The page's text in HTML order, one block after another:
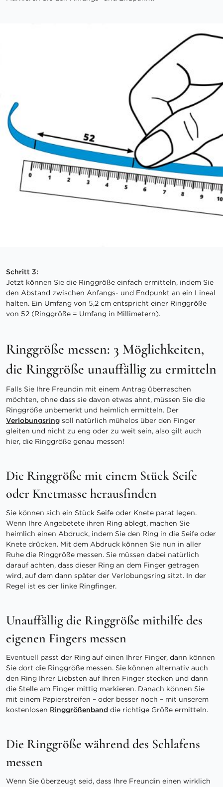
Schritt 3:
Jetzt können Sie die Ringgröße einfach ermitteln, indem Sie
den Abstand zwischen Anfangs- und Endpunkt an ein Lineal
halten. Ein Umfang von 5,2 cm entspricht einer Ringgröße
von 52 (Ringgröße = Umfang in Millimetern).
Ringgröße messen: 3 Möglichkeiten,
die Ringgröße unauffällig zu ermitteln
Falls Sie Ihre Freundin mit einem Antrag überraschen
möchten, ohne dass sie davon etwas ahnt, müssen Sie die
Ringgröße unbemerkt und heimlich ermitteln. Der
Verlobungsring soll natürlich mühelos über den Finger
gleiten und nicht zu eng oder zu weit sein, also gilt auch
hier, die Ringgröße genau messen!
Die Ringgröße mit einem Stück Seife
oder Knetmasse herausfinden
Sie können sich ein Stück Seife oder Knete parat legen.
Wenn Ihre Angebetete ihren Ring ablegt, machen Sie
heimlich einen Abdruck, indem Sie den Ring in die Seife oder
Knete drücken. Mit dem Abdruck können Sie nun in aller
Ruhe die Ringgröße messen. Sie müssen dabei natürlich
darauf achten, dass dieser Ring an dem Finger getragen
wird, auf dem dann später der Verlobungsring sitzt. In der
Regel ist es der linke Ringfinger.
Unauffällig die Ringgröße mithilfe des
eigenen Fingers messen
Eventuell passt der Ring auf einen Ihrer Finger, dann können
Sie dort die Ringgröße messen. Sie können alternativ auch
den Ring Ihrer Liebsten auf Ihren Finger stecken und dann
die Stelle am Finger mittig markieren. Danach können Sie
mit einem Papierstreifen – oder besser noch – mit unserem
kostenlosen Ringgrößenband die richtige Größe ermitteln.
Die Ringgröße während des Schlafens
messen
Wenn Sie überzeugt seid, dass Ihre Freundin einen wirklich